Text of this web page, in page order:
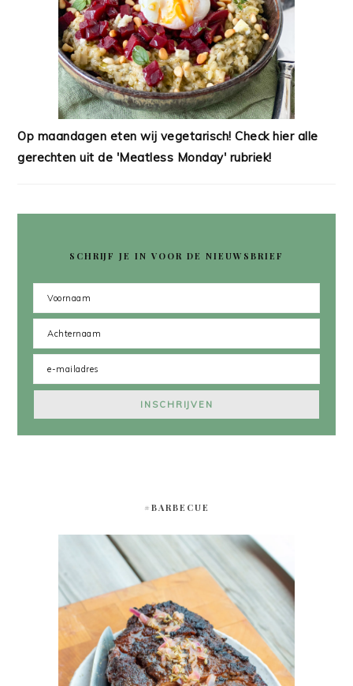
Op maandagen eten wij vegetarisch! Check hier alle
gerechten uit de 'Meatless Monday' rubriek!
SCHRIJF JE IN VOOR DE NIEUWSBRIEF
#BARBECUE